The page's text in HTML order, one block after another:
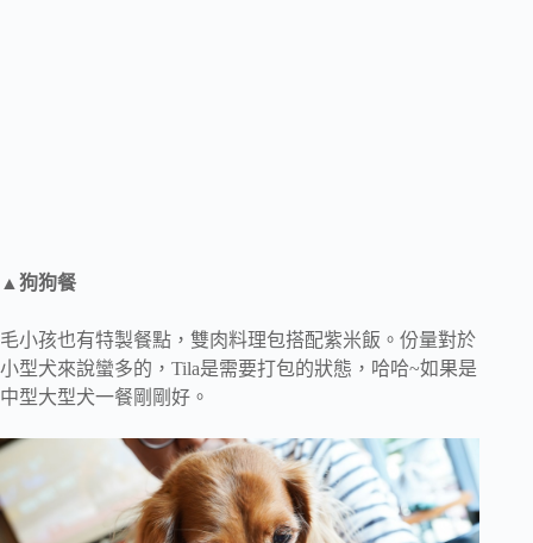
▲狗狗餐
毛小孩也有特製餐點，雙肉料理包搭配紫米飯。份量對於
小型犬來說蠻多的，Tila是需要打包的狀態，哈哈~如果是
中型大型犬一餐剛剛好。